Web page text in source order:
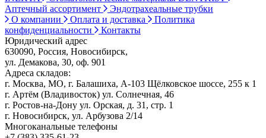
Аптечный ассортимент
Эндотрахеальные трубки
О компании
Оплата и доставка
Политика
конфиденциальности
Контакты
Юридический адрес
630090, Россия, Новосибирск,
ул. Демакова, 30, оф. 901
Адреса складов:
г. Москва, МО, г. Балашиха, А-103 Щёлковское шоссе, 255 к 1
г. Артём (Владивосток) ул. Солнечная, 46
г. Ростов-на-Дону ул. Орская, д. 31, стр. 1
г. Новосибирск, ул. Арбузова 2/14
Многоканальные телефоны